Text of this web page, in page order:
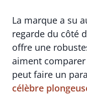
La marque a su
regarde du côté
offre une
aiment
peut faire un
célèbre